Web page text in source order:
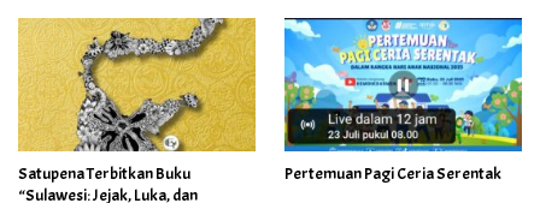
Satupena Terbitkan Buku
“Sulawesi: Jejak, Luka, dan
Pertemuan Pagi Ceria Serentak